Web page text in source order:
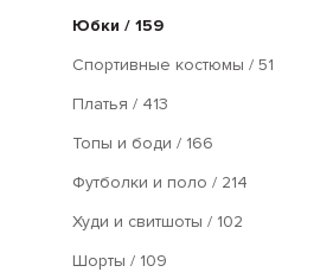
Юбки / 159
Спортивные костюмы / 51
Платья / 413
Топы и боди / 166
Футболки и поло / 214
Худи и свитшоты / 102
Шорты / 109